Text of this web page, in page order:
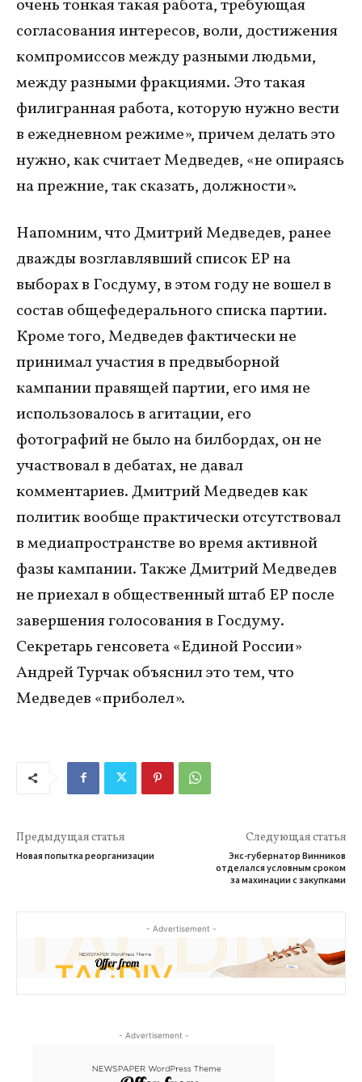
очень тонкая такая работа, требующая
согласования интересов, воли, достижения
компромиссов между разными людьми,
между разными фракциями. Это такая
филигранная работа, которую нужно вести
в ежедневном режиме», причем делать это
нужно, как считает Медведев, «не опираясь
на прежние, так сказать, должности».
Напомним, что Дмитрий Медведев, ранее
дважды возглавлявший список ЕР на
выборах в Госдуму, в этом году не вошел в
состав общефедерального списка партии.
Кроме того, Медведев фактически не
принимал участия в предвыборной
кампании правящей партии, его имя не
использовалось в агитации, его
фотографий не было на билбордах, он не
участвовал в дебатах, не давал
комментариев. Дмитрий Медведев как
политик вообще практически отсутствовал
в медиапространстве во время активной
фазы кампании. Также Дмитрий Медведев
не приехал в общественный штаб ЕР после
завершения голосования в Госдуму.
Секретарь генсовета «Единой России»
Андрей Турчак объяснил это тем, что
Медведев «приболел».
Предыдущая статья
Новая попытка реорганизации
Следующая статья
Экс-губернатор Винников
отделался условным сроком
за махинации с закупками
- Advertisement -
- Advertisement -